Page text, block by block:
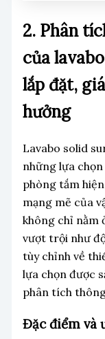
2. Phân
của
lắp đặt,
hưởng
Lavabo solid
những lựa
phòng tắm
mạng mẽ của
không chỉ nằm
vượt trội như
tùy chỉnh về
lựa chọn được
phân tích
Đặc điểm và